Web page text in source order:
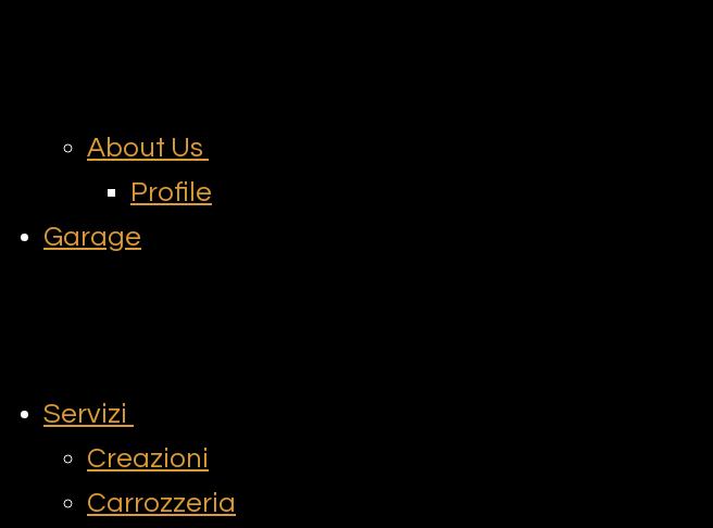
About Us
Profile
Garage
Servizi
Creazioni
Carrozzeria